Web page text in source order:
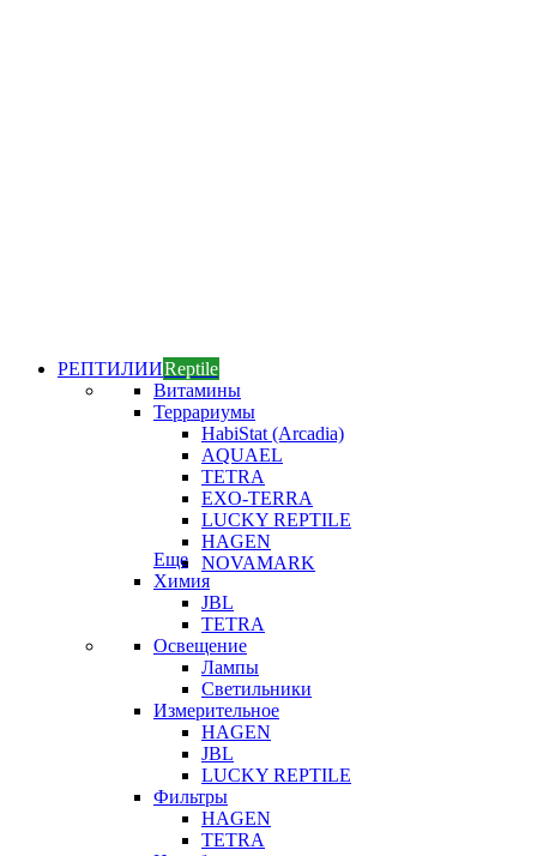
РЕПТИЛИИReptile
Витамины
Террариумы
HabiStat (Arcadia)
AQUAEL
TETRA
EXO-TERRA
LUCKY REPTILE
HAGEN
NOVAMARK
Еще
Химия
JBL
TETRA
Освещение
Лампы
Светильники
Измерительное
HAGEN
JBL
LUCKY REPTILE
Фильтры
HAGEN
TETRA